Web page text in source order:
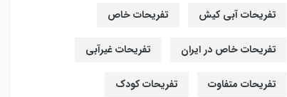
تفریحات آبی کیش تفریحات خاص
تفریحات خاص در ایران تفریحات غیرآبی
تفریحات متفاوت تفریحات کودک